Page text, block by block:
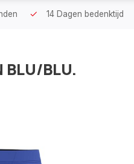
14 Dagen bedenktijd
BLU/BLU.